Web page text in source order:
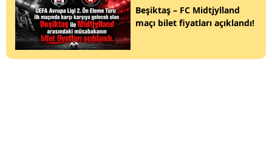
Beşiktaş – FC Midtjylland
maçı bilet fiyatları açıklandı!